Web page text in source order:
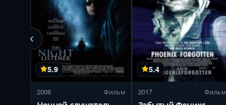
5.9
2006 Фильм
5.4
2017 Фильм